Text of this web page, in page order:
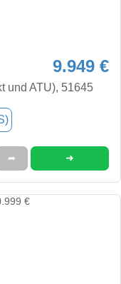
9.949 €
und ATU), 51645
➦ ➜